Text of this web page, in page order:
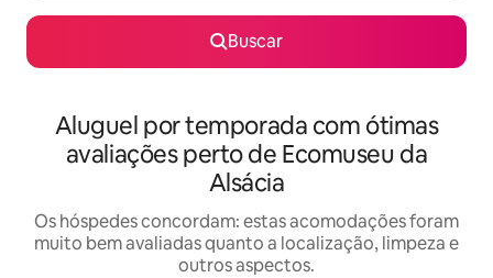
Buscar
Aluguel por temporada com ótimas
avaliações perto de Ecomuseu da
Alsácia
Os hóspedes concordam: estas acomodações foram
muito bem avaliadas quanto a localização, limpeza e
outros aspectos.